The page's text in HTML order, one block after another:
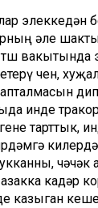
әле
өчен,
инде
тарттык,
кадәр
казыган